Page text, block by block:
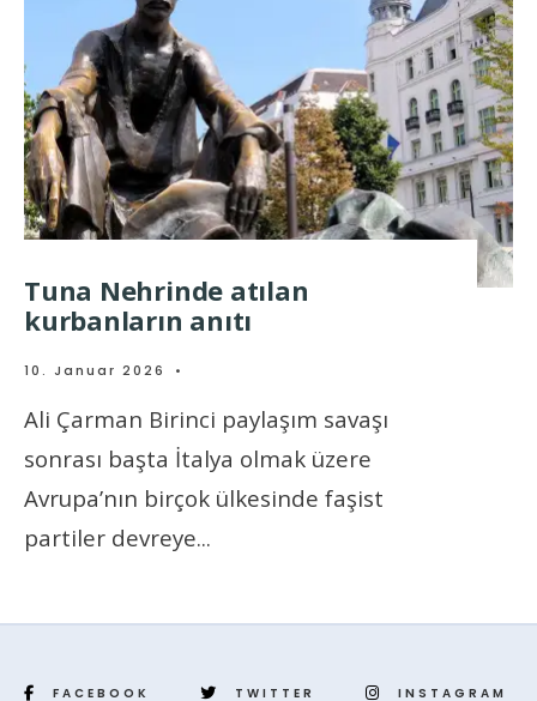
Tuna Nehrinde atılan
kurbanların anıtı
10. Januar 2026 •
Ali Çarman Birinci paylaşım savaşı
sonrası başta İtalya olmak üzere
Avrupa’nın birçok ülkesinde faşist
partiler devreye...
FACEBOOK TWITTER INSTAGRAM